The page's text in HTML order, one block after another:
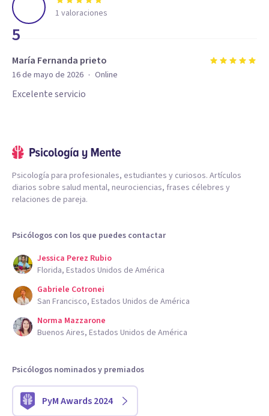
5
1 valoraciones
María Fernanda prieto
16 de mayo de 2026 · Online
Excelente servicio
Psicología para profesionales, estudiantes y curiosos. Artículos
diarios sobre salud mental, neurociencias, frases célebres y
relaciones de pareja.
Psicólogos con los que puedes contactar
Jessica Perez Rubio
Florida, Estados Unidos de América
Gabriele Cotronei
San Francisco, Estados Unidos de América
Norma Mazzarone
Buenos Aires, Estados Unidos de América
Psicólogos nominados y premiados
PyM Awards 2024